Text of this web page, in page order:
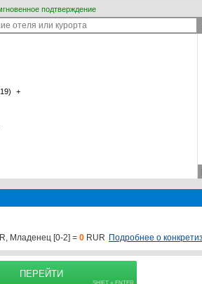
подтверждение
+
Младенец [0-2] = 0 RUR Подробнее о
Подробнее о страховке
ПЕРЕЙТИ